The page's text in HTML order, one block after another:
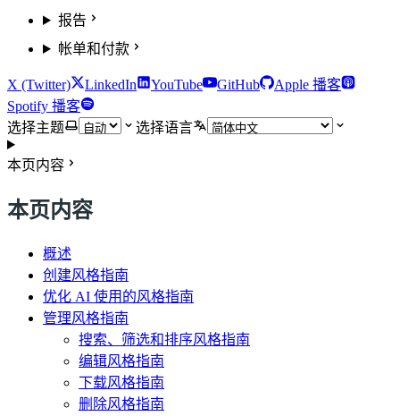
报告
帐单和付款
X (Twitter) LinkedIn YouTube GitHub
Apple 播客
Spotify 播客
选择主题
选择语言
本页内容
本页内容
概述
创建风格指南
优化 AI 使用的风格指南
管理风格指南
搜索、筛选和排序风格指南
编辑风格指南
下载风格指南
删除风格指南